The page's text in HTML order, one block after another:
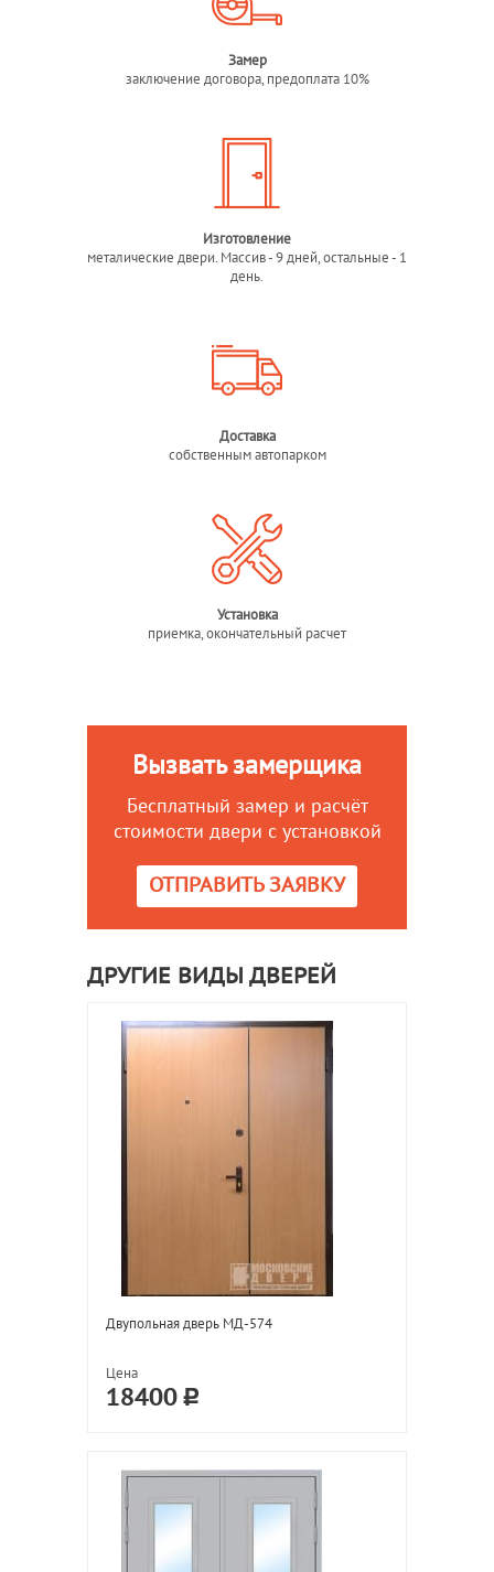
Замер
заключение договора, предоплата 10%
Изготовление
металические двери. Массив - 9 дней, остальные - 1
день.
Доставка
собственным автопарком
Установка
приемка, окончательный расчет
Вызвать замерщика
Бесплатный замер и расчёт
стоимости двери с установкой
ОТПРАВИТЬ ЗАЯВКУ
ДРУГИЕ ВИДЫ ДВЕРЕЙ
Двупольная дверь МД-574
Цена
18400